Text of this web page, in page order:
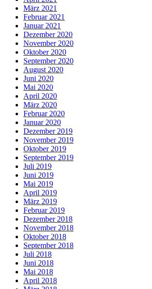
März 2021
Februar 2021
Januar 2021
Dezember 2020
November 2020
Oktober 2020
September 2020
August 2020
Juni 2020
Mai 2020
April 2020
März 2020
Februar 2020
Januar 2020
Dezember 2019
November 2019
Oktober 2019
September 2019
Juli 2019
Juni 2019
Mai 2019
April 2019
März 2019
Februar 2019
Dezember 2018
November 2018
Oktober 2018
September 2018
Juli 2018
Juni 2018
Mai 2018
April 2018